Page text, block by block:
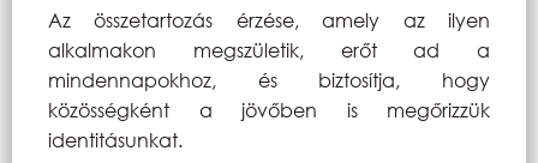
Az összetartozás érzése, amely az ilyen
alkalmakon megszületik, erőt ad a
mindennapokhoz, és biztosítja, hogy
közösségként a jövőben is megőrizzük
identitásunkat.